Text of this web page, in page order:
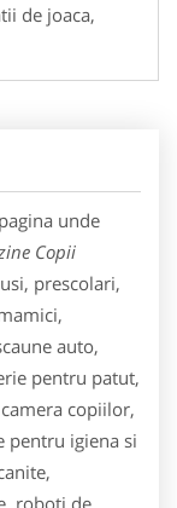
de joaca,
unde
Copii
prescolari,
auto,
pentru patut,
copiilor,
pentru igiena si
roboti de